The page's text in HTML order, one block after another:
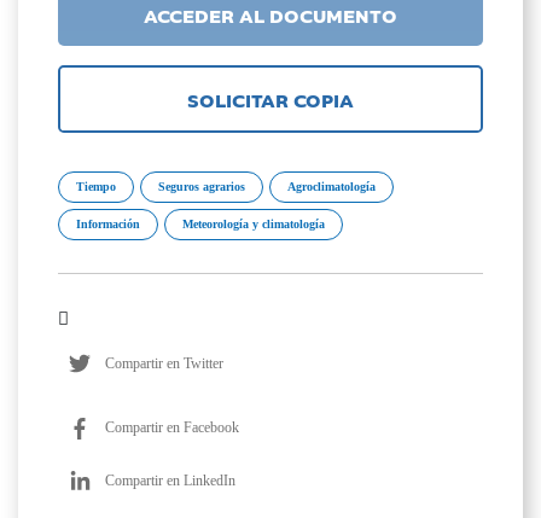
ACCEDER AL DOCUMENTO
SOLICITAR COPIA
Tiempo Seguros agrarios Agroclimatología
Información Meteorología y climatología
Compartir en Twitter
Compartir en Facebook
Compartir en LinkedIn